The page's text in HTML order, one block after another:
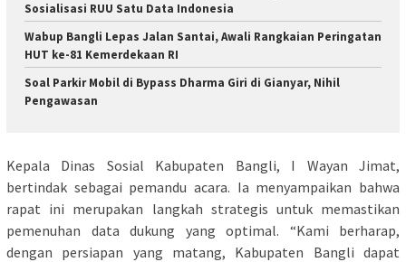
Sosialisasi RUU Satu Data Indonesia
Wabup Bangli Lepas Jalan Santai, Awali Rangkaian Peringatan
HUT ke-81 Kemerdekaan RI
Soal Parkir Mobil di Bypass Dharma Giri di Gianyar, Nihil
Pengawasan
Kepala Dinas Sosial Kabupaten Bangli, I Wayan Jimat,
bertindak sebagai pemandu acara. Ia menyampaikan bahwa
rapat ini merupakan langkah strategis untuk memastikan
pemenuhan data dukung yang optimal. “Kami berharap,
dengan persiapan yang matang, Kabupaten Bangli dapat